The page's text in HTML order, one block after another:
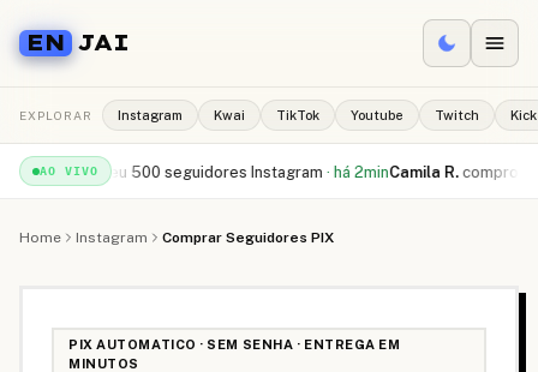
EN JAI
EXPLORAR Instagram Kwai TikTok Youtube Twitch Kick
AO VIVO
recebeu 500 seguidores Instagram ·há 2minCamila R. comprou 10.000
Home Instagram Comprar Seguidores PIX
PIX AUTOMATICO · SEM SENHA · ENTREGA EM
MINUTOS